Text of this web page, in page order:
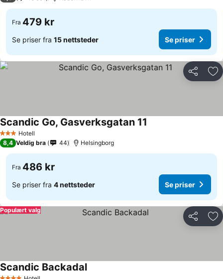
Fra 479 kr
Se priser fra 15 nettsteder Se priser
Del
3 StjernerHotell
Scandic Go, Gasverksgatan 11
8,4 Veldig bra 44 Helsingborg
Fra 486 kr
Se priser fra 4 nettsteder Se priser
Del
Populært valg
Scandic Backadal